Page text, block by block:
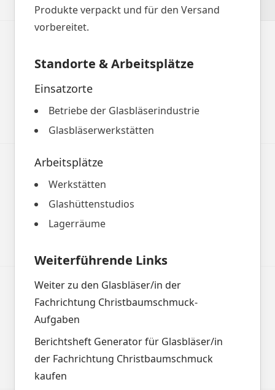
Produkte verpackt und für den Versand
vorbereitet.
Standorte & Arbeitsplätze
Einsatzorte
Betriebe der Glasbläserindustrie
Glasbläserwerkstätten
Arbeitsplätze
Werkstätten
Glashüttenstudios
Lagerräume
Weiterführende Links
Weiter zu den Glasbläser/in der
Fachrichtung Christbaumschmuck-
Aufgaben
Berichtsheft Generator für Glasbläser/in
der Fachrichtung Christbaumschmuck
kaufen